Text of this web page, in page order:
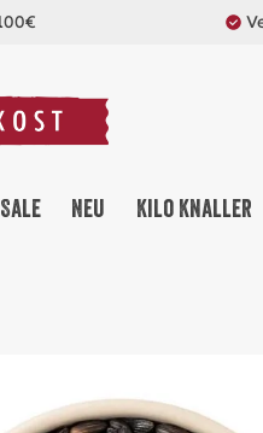
springen
Neu Kilo Knaller